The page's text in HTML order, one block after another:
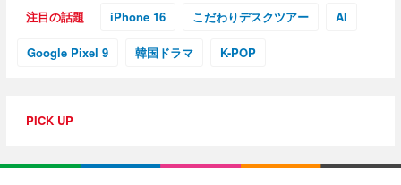
注目の話題 iPhone 16 こだわりデスクツアー AI
Google Pixel 9 韓国ドラマ K-POP
PICK UP